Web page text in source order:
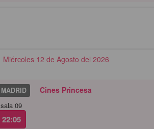
Miércoles 12 de Agosto del 2026
MADRID Cines Princesa
sala 09
22:05